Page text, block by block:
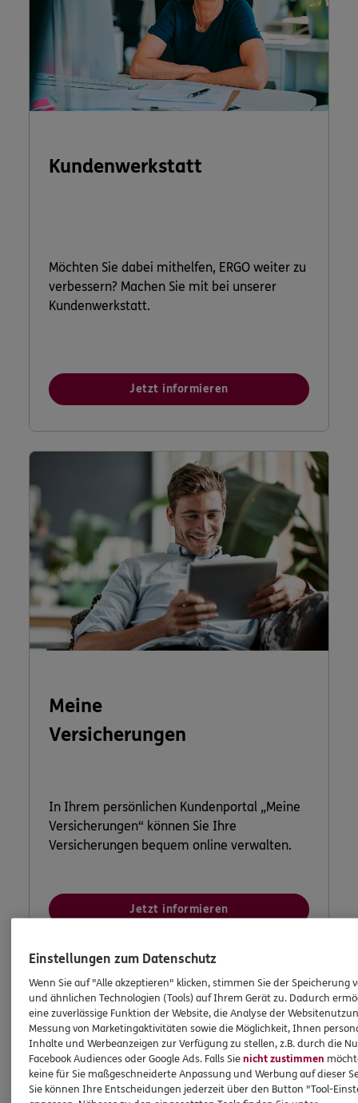
Kundenwerkstatt
Möchten Sie dabei mithelfen, ERGO weiter zu
verbessern? Machen Sie mit bei unserer
Kundenwerkstatt.
Jetzt informieren
Meine
Versicherungen
In Ihrem persönlichen Kundenportal „Meine
Versicherungen“ können Sie Ihre
Versicherungen bequem online verwalten.
Jetzt informieren
Einstellungen zum Datenschutz
Wenn Sie auf "Alle akzeptieren" klicken, stimmen Sie der Speicherung
und ähnlichen Technologien (Tools) auf Ihrem Gerät zu. Dadurch
eine zuverlässige Funktion der Website, die Analyse der
Messung von Marketingaktivitäten sowie die Möglichkeit, Ihnen
Inhalte und Werbeanzeigen zur Verfügung zu stellen, z.B. durch die
Facebook Audiences oder Google Ads. Falls Sienicht zustimmen
keine für Sie maßgeschneiderte Anpassung und Werbung auf dieser
Sie können Ihre Entscheidungen jederzeit über den Button "Tool-